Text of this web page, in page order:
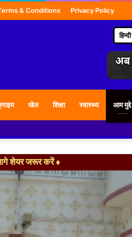
& Conditions Privacy Policy
हिन्दी
खेल शिक्षा स्वास्थ्य आम मुद्दे
शेयर जरूर करें ♦